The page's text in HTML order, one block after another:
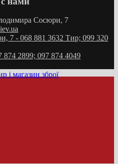
Сосюри, 7
7 - 068 881 3632 Тир; 099 320
874 2899; 097 874 4049